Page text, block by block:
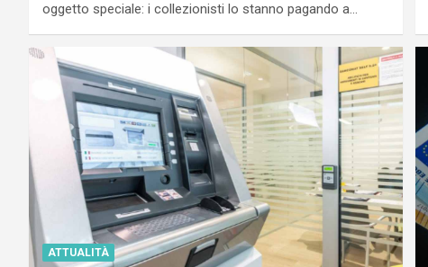
oggetto speciale: i collezionisti lo stanno pagando a…
ATTUALITÀ